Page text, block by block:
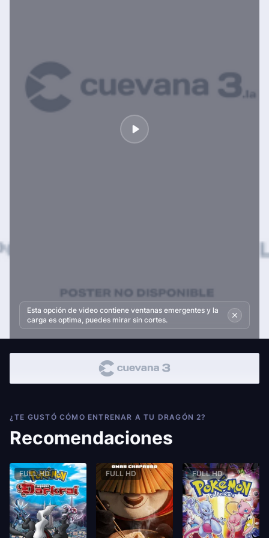
Esta opción de video contiene ventanas emergentes y la
carga es optima, puedes mirar sin cortes.
¿TE GUSTÓ CÓMO ENTRENAR A TU DRAGÓN 2?
Recomendaciones
FULL HD FULL HD FULL HD